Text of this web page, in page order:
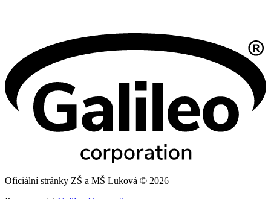
Oficiální stránky ZŠ a MŠ Luková © 2026